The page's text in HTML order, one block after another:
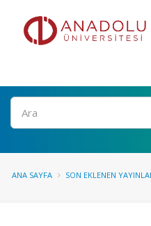
Ara
ANA SAYFA SON EKLENEN